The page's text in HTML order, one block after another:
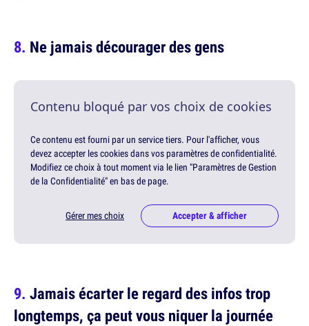
Ne jamais décourager des gens
Contenu bloqué par vos choix de cookies
Ce contenu est fourni par un service tiers. Pour l'afficher, vous
devez accepter les cookies dans vos paramètres de confidentialité.
Modifiez ce choix à tout moment via le lien "Paramètres de Gestion
de la Confidentialité" en bas de page.
Gérer mes choix Accepter & afficher
Jamais écarter le regard des infos trop
longtemps, ça peut vous niquer la journée